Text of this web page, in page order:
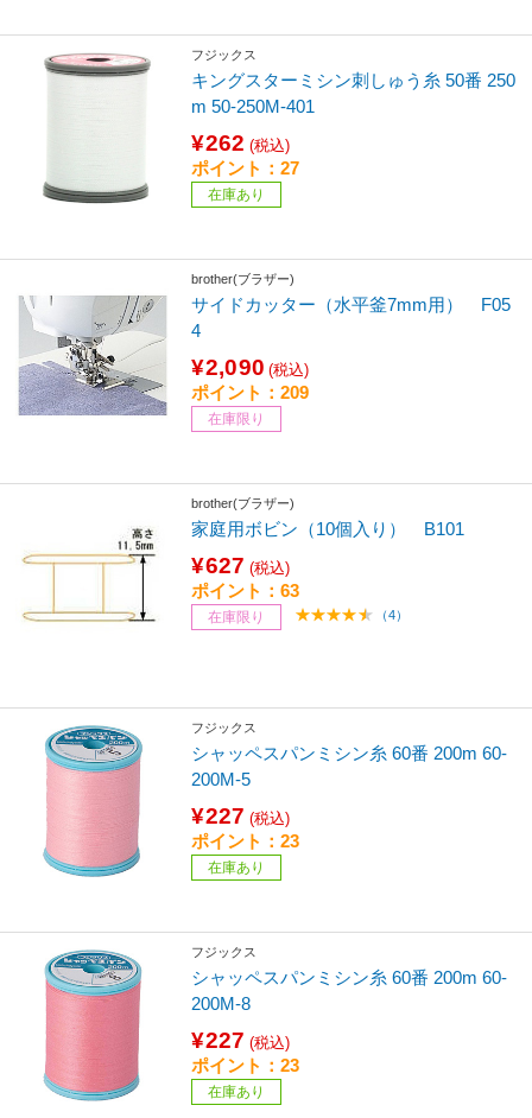
フジックス
キングスターミシン刺しゅう糸 50番 250
m 50-250M-401
¥262 (税込)
ポイント：27
在庫あり
brother(ブラザー)
サイドカッター（水平釜7mm用） F05
4
¥2,090 (税込)
ポイント：209
在庫限り
brother(ブラザー)
家庭用ボビン（10個入り） B101
¥627 (税込)
ポイント：63
在庫限り （4）
フジックス
シャッペスパンミシン糸 60番 200m 60-
200M-5
¥227 (税込)
ポイント：23
在庫あり
フジックス
シャッペスパンミシン糸 60番 200m 60-
200M-8
¥227 (税込)
ポイント：23
在庫あり